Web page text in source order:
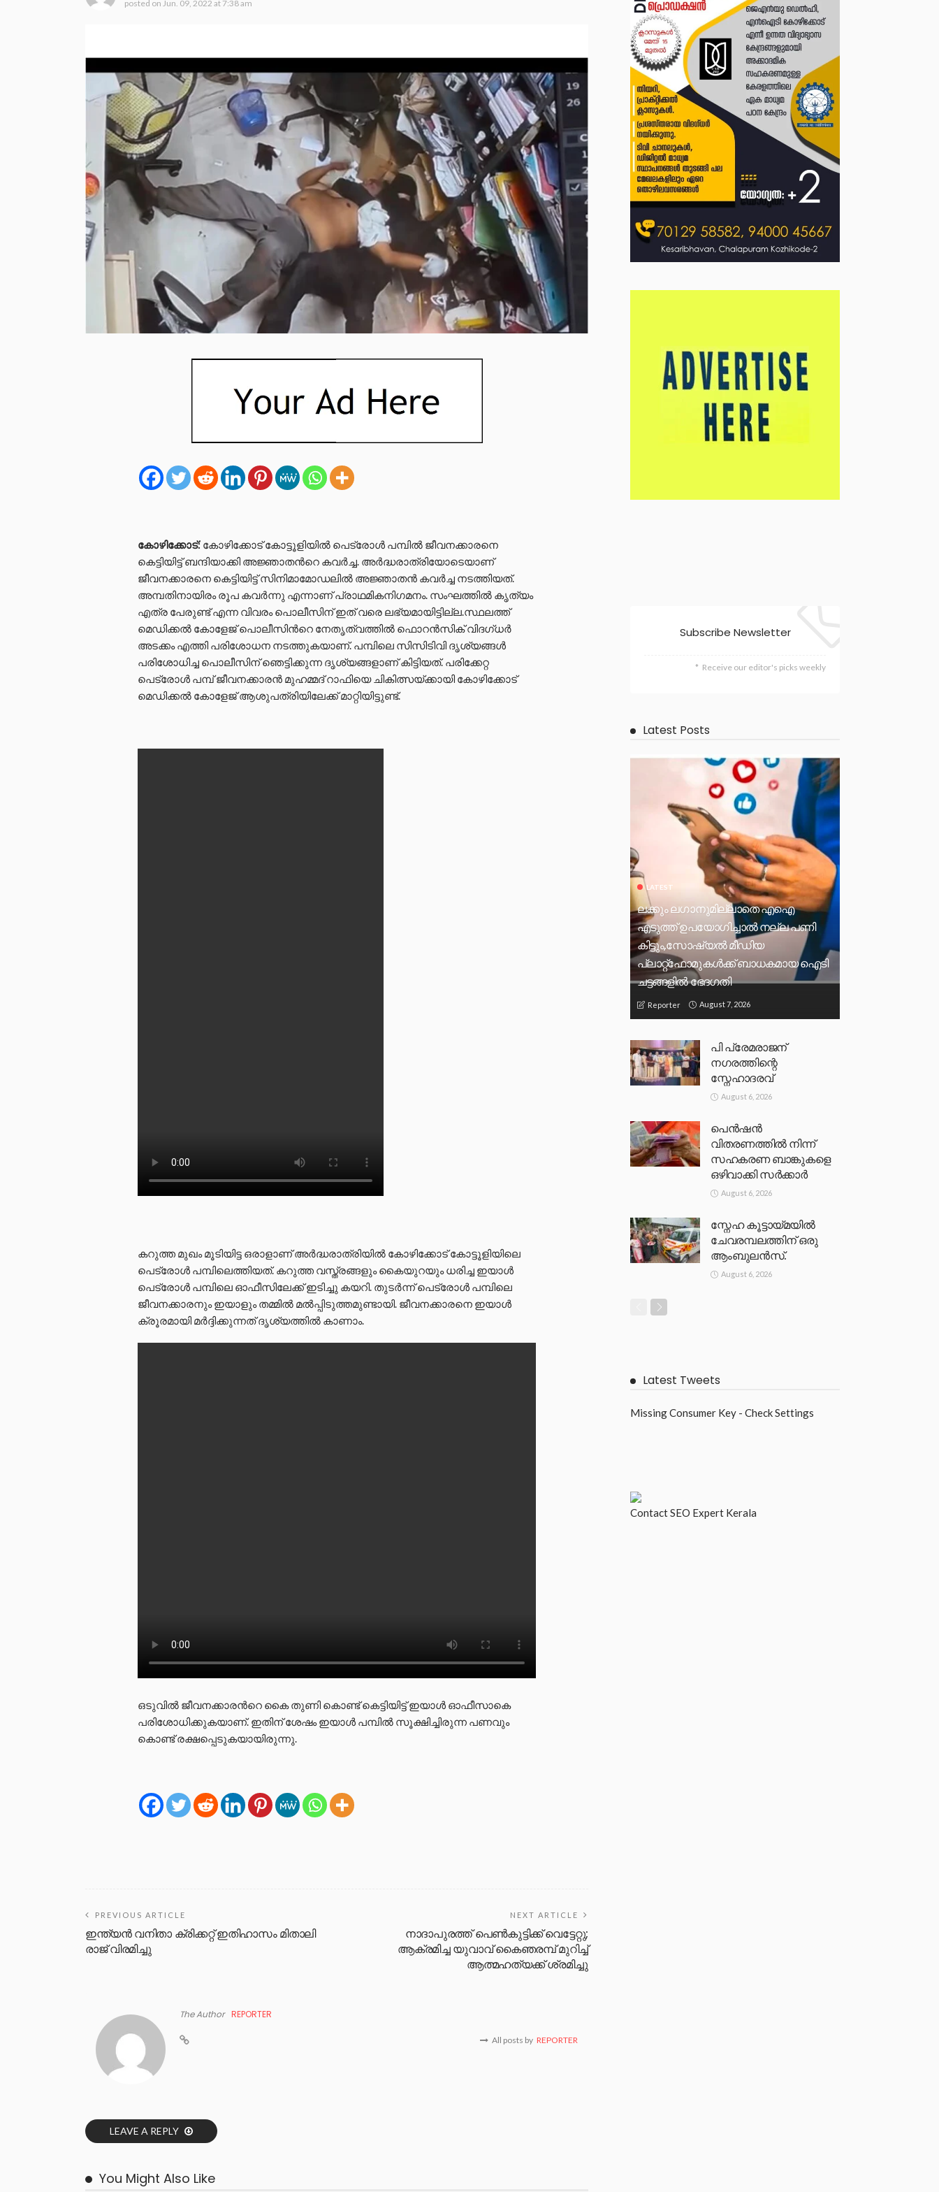
posted on Jun. 09, 2022 at 7:38 am
കോഴിക്കോട്: കോഴിക്കോട് കോട്ടൂളിയിൽ പെട്രോൾ പമ്പിൽ ജീവനക്കാരനെ
കെട്ടിയിട്ട് ബന്ദിയാക്കി അജ്ഞാതന്‍റെ കവർച്ച. അർദ്ധരാത്രിയോടെയാണ്
ജീവനക്കാരനെ കെട്ടിയിട്ട് സിനിമാമോഡലിൽ അജ്ഞാതൻ കവർച്ച നടത്തിയത്.
അമ്പതിനായിരം രൂപ കവർന്നു എന്നാണ് പ്രാഥമികനിഗമനം. സംഘത്തിൽ കൃത്യം
എത്ര പേരുണ്ട് എന്ന വിവരം പൊലീസിന് ഇത് വരെ ലഭ്യമായിട്ടില്ല.സ്ഥലത്ത്
മെഡിക്കൽ കോളേജ് പൊലീസിന്‍റെ നേതൃത്വത്തിൽ ഫൊറൻസിക് വിദഗ്ധർ
അടക്കം എത്തി പരിശോധന നടത്തുകയാണ്. പമ്പിലെ സിസിടിവി ദൃശ്യങ്ങൾ
പരിശോധിച്ച പൊലീസിന് ഞെട്ടിക്കുന്ന ദൃശ്യങ്ങളാണ് കിട്ടിയത്. പരിക്കേറ്റ
പെട്രോൾ പമ്പ് ജീവനക്കാരൻ മുഹമ്മദ് റാഫിയെ ചികിത്സയ്ക്കായി കോഴിക്കോട്
മെഡിക്കൽ കോളേജ് ആശുപത്രിയിലേക്ക് മാറ്റിയിട്ടുണ്ട്.
കറുത്ത മുഖം മൂടിയിട്ട ഒരാളാണ് അർദ്ധരാത്രിയിൽ കോഴിക്കോട് കോട്ടൂളിയിലെ
പെട്രോൾ പമ്പിലെത്തിയത്. കറുത്ത വസ്ത്രങ്ങളും കൈയുറയും ധരിച്ച ഇയാൾ
പെട്രോൾ പമ്പിലെ ഓഫീസിലേക്ക് ഇടിച്ചു കയറി. തുടർന്ന് പെട്രോൾ പമ്പിലെ
ജീവനക്കാരനും ഇയാളും തമ്മിൽ മൽപ്പിടുത്തമുണ്ടായി. ജീവനക്കാരനെ ഇയാൾ
ക്രൂരമായി മർദ്ദിക്കുന്നത് ദൃശ്യത്തിൽ കാണാം.
ഒടുവിൽ ജീവനക്കാരന്‍റെ കൈ തുണി കൊണ്ട് കെട്ടിയിട്ട് ഇയാൾ ഓഫീസാകെ
പരിശോധിക്കുകയാണ്. ഇതിന് ശേഷം ഇയാൾ പമ്പിൽ സൂക്ഷിച്ചിരുന്ന പണവും
കൊണ്ട് രക്ഷപ്പെടുകയായിരുന്നു.
PREVIOUS ARTICLE
ഇന്ത്യൻ വനിതാ ക്രിക്കറ്റ് ഇതിഹാസം മിതാലി
രാജ് വിരമിച്ചു
NEXT ARTICLE
നാദാപുരത്ത് പെൺകുട്ടിക്ക് വെട്ടേറ്റു;
ആക്രമിച്ച യുവാവ് കൈഞരമ്പ് മുറിച്ച്
ആത്മഹത്യക്ക് ശ്രമിച്ചു
The Author REPORTER
All posts by REPORTER
LEAVE A REPLY
You Might Also Like
Subscribe Newsletter
Receive our editor's picks weekly
Latest Posts
LATEST
ലക്കും ലഗാനുമില്ലാതെ എഐ
എടുത്ത് ഉപയോഗിച്ചാല്‍ നല്ല പണി
കിട്ടും,സോഷ്യല്‍ മീഡിയ
പ്ലാറ്റ്‌ഫോമുകള്‍ക്ക് ബാധകമായ ഐടി
ചട്ടങ്ങളില്‍ ഭേദഗതി
Reporter August 7, 2026
പി പ്രേമരാജന്
നഗരത്തിന്റെ
സ്നേഹാദരവ്
August 6, 2026
പെൻഷൻ
വിതരണത്തിൽ നിന്ന്
സഹകരണ ബാങ്കുകളെ
ഒഴിവാക്കി സർക്കാർ
August 6, 2026
സ്നേഹ കൂട്ടായ്മയിൽ
ചേവരമ്പലത്തിന് ഒരു
ആംബുലൻസ്.
August 6, 2026
Latest Tweets
Missing Consumer Key - Check Settings
ContactSEO Expert Kerala